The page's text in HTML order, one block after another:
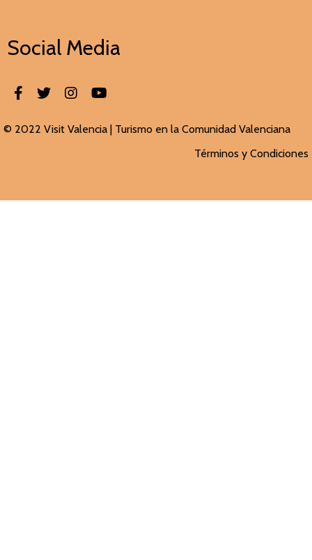
Social Media
© 2022 Visit Valencia | Turismo en la Comunidad Valenciana
Términos y Condiciones